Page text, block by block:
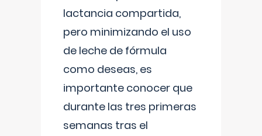
lactancia compartida,
pero minimizando el uso
de leche de fórmula
como deseas, es
importante conocer que
durante las tres primeras
semanas tras el